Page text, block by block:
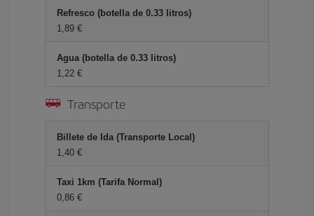
Refresco (botella de 0.33 litros)
1,89 €
Agua (botella de 0.33 litros)
1,22 €
Transporte
Billete de Ida (Transporte Local)
1,40 €
Taxi 1km (Tarifa Normal)
0,86 €